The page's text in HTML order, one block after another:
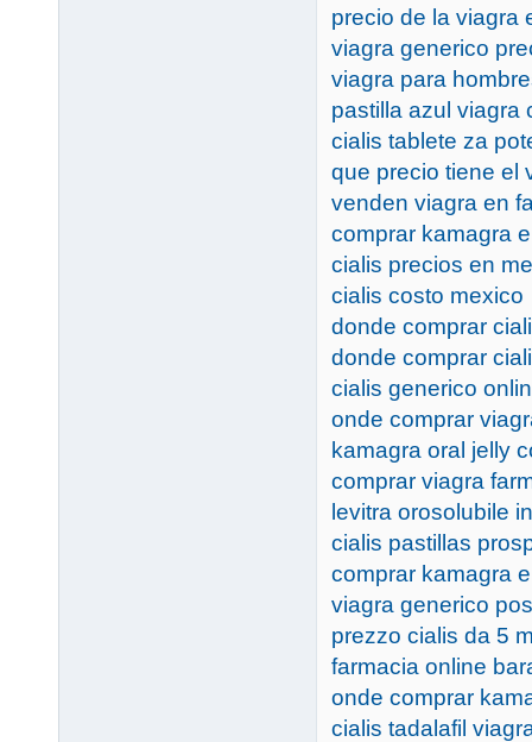
precio de la viagra
viagra generico
viagra para
pastilla azul viagra
cialis tablete za
que precio tiene el
venden viagra en
comprar kamagra
cialis precios en
cialis costo mexico
donde comprar
donde comprar
cialis generico
onde comprar
kamagra oral jelly
comprar viagra
levitra orosolubile
cialis pastillas
comprar kamagra
viagra generico
prezzo cialis da 5
farmacia online
onde comprar
cialis tadalafil